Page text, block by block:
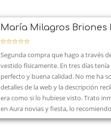
María Milagros Briones
Segunda compra que hago a través
vestido físicamente. En tres días
perfecto y buena calidad. No me ha
detalles de la web y la descripción
era como si lo hubiese visto. Trato
en Aura novias y fiesta, lo